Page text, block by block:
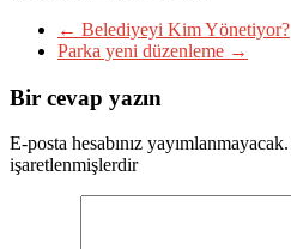
← Belediyeyi Kim Yönetiyor?
Parka yeni düzenleme →
Bir cevap yazın
E-posta hesabınız yayımlanmayacak.
işaretlenmişlerdir